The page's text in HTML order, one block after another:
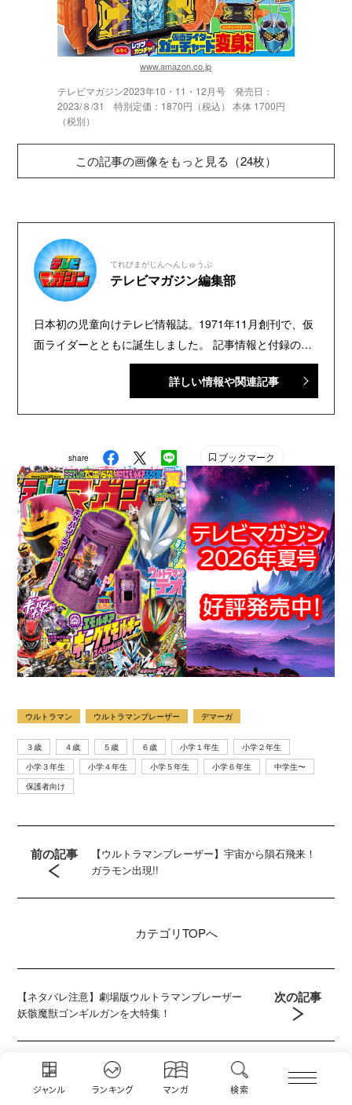
ジャンル ランキング マンガ 検索
www.amazon.co.jp
テレビマガジン2023年10・11・12月号 発売日：
2023/８/31 特別定価：1870円（税込） 本体 1700円
（税別）
この記事の画像をもっと見る（24枚）
てれびまがじんへんしゅうぶ
テレビマガジン編集部
日本初の児童向けテレビ情報誌。1971年11月創刊で、仮
面ライダーとともに誕生しました。 記事情報と付録の詳
細は、YouTubeの『テレビマガジン 公式動画チャンネ
ル』で配信中。講談社発行の幼年・児童・少年・少女向
Instagram：＠tele_maga
詳しい情報や関連記事
share ブックマーク
ウルトラマン ウルトラマンブレーザー デマーガ
３歳 ４歳 ５歳 ６歳 小学１年生
小学２年生
小学３年生
小学４年生 小学５年生 小学６年生
中学生〜
保護者向け
前の記事
【ウルトラマンブレーザー】宇宙から隕石飛来！
ガラモン出現!!
カテゴリTOPへ
【ネタバレ注意】劇場版ウルトラマンブレーザー
妖骸魔獣ゴンギルガンを大特集！
次の記事